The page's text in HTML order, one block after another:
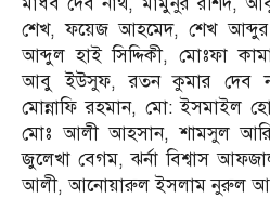
শেখ, ফয়েজ আহমেদ, শেখ
আব্দুল হাই সিদ্দিকী, মোঃফা
আবু ইউসুফ, রতন কুমার দেব
মোন্নাফি রহমান, মো: ইসমাইল
মোঃ আলী আহসান, শামসুল
জুলেখা বেগম, ঝর্না বিশ্বাস
আলী, আনোয়ারুল ইসলাম নুরুল